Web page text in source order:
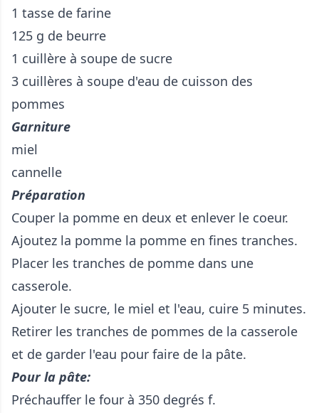
1 tasse de farine
125 g de beurre
1 cuillère à soupe de sucre
3 cuillères à soupe d'eau de cuisson des
pommes
Garniture
miel
cannelle
Préparation
Couper la pomme en deux et enlever le coeur.
Ajoutez la pomme la pomme en fines tranches.
Placer les tranches de pomme dans une
casserole.
Ajouter le sucre, le miel et l'eau, cuire 5 minutes.
Retirer les tranches de pommes de la casserole
et de garder l'eau pour faire de la pâte.
Pour la pâte:
Préchauffer le four à 350 degrés f.